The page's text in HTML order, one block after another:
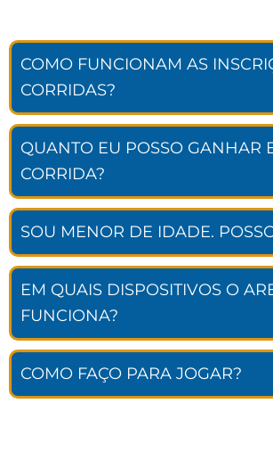
COMO FUNCIONAM AS
CORRIDAS?
QUANTO EU POSSO GANHAR
CORRIDA?
SOU MENOR DE IDADE.
EM QUAIS DISPOSITIVOS O
FUNCIONA?
COMO FAÇO PARA JOGAR?